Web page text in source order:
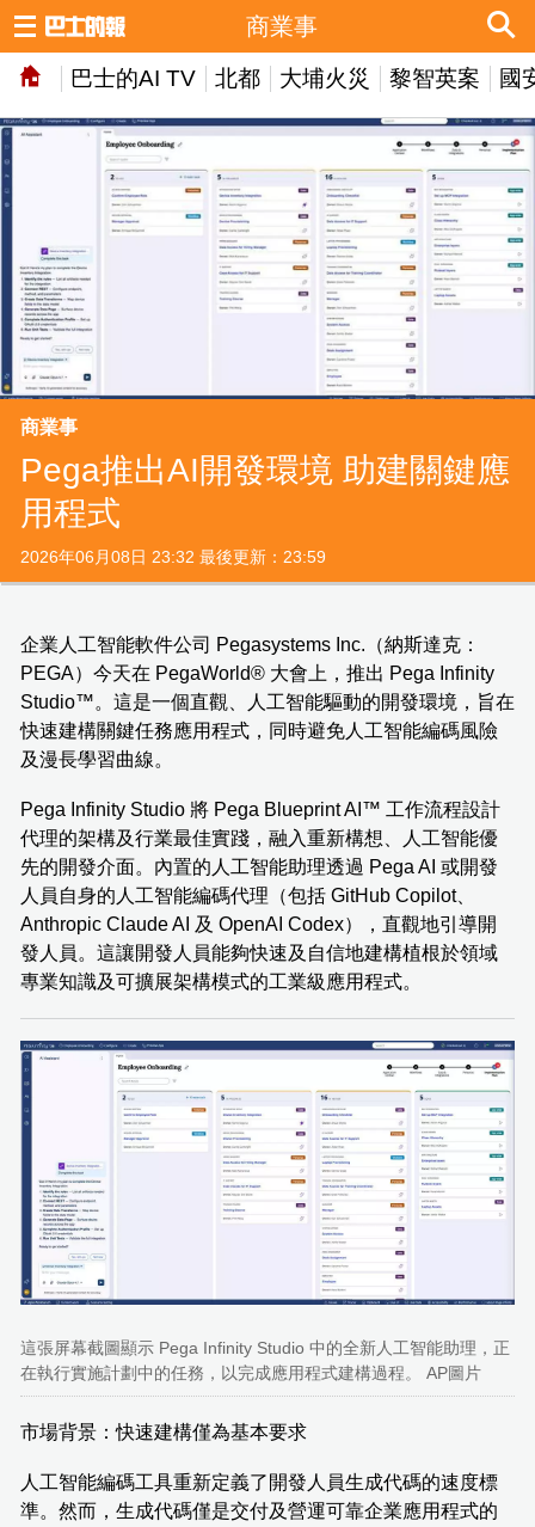
巴士的AI TV 北都 大埔火災 黎智英案 國
商業事
商業事
Pega推出AI開發環境 助建關鍵應
用程式
2026年06月08日 23:32 最後更新：23:59
企業人工智能軟件公司 Pegasystems Inc.（納斯達克：
PEGA）今天在 PegaWorld® 大會上，推出 Pega Infinity
Studio™。這是一個直觀、人工智能驅動的開發環境，旨在
快速建構關鍵任務應用程式，同時避免人工智能編碼風險
及漫長學習曲線。
Pega Infinity Studio 將 Pega Blueprint AI™ 工作流程設計
代理的架構及行業最佳實踐，融入重新構想、人工智能優
先的開發介面。內置的人工智能助理透過 Pega AI 或開發
人員自身的人工智能編碼代理（包括 GitHub Copilot、
Anthropic Claude AI 及 OpenAI Codex），直觀地引導開
發人員。這讓開發人員能夠快速及自信地建構植根於領域
專業知識及可擴展架構模式的工業級應用程式。
這張屏幕截圖顯示 Pega Infinity Studio 中的全新人工智能助理，正
在執行實施計劃中的任務，以完成應用程式建構過程。 AP圖片
市場背景：快速建構僅為基本要求
人工智能編碼工具重新定義了開發人員生成代碼的速度標
準。然而，生成代碼僅是交付及營運可靠企業應用程式的